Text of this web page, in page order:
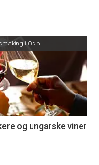
i Oslo
og ungarske viner